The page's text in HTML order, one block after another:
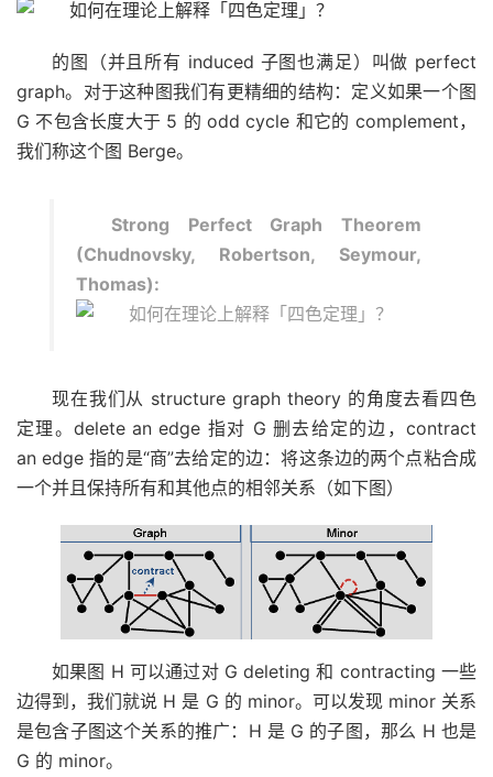
的图（并且所有 induced 子图也满足）叫做 perfect
graph。对于这种图我们有更精细的结构：定义如果一个图
G 不包含长度大于 5 的 odd cycle 和它的 complement，
我们称这个图 Berge。
Strong Perfect Graph Theorem
(Chudnovsky, Robertson, Seymour,
Thomas):
现在我们从 structure graph theory 的角度去看四色
定理。delete an edge 指对 G 删去给定的边，contract
an edge 指的是“商”去给定的边：将这条边的两个点粘合成
一个并且保持所有和其他点的相邻关系（如下图）
如果图 H 可以通过对 G deleting 和 contracting 一些
边得到，我们就说 H 是 G 的 minor。可以发现 minor 关系
是包含子图这个关系的推广：H 是 G 的子图，那么 H 也是
G 的 minor。